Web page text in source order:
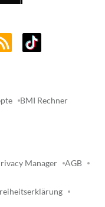
BMI Rechner
Manager AGB